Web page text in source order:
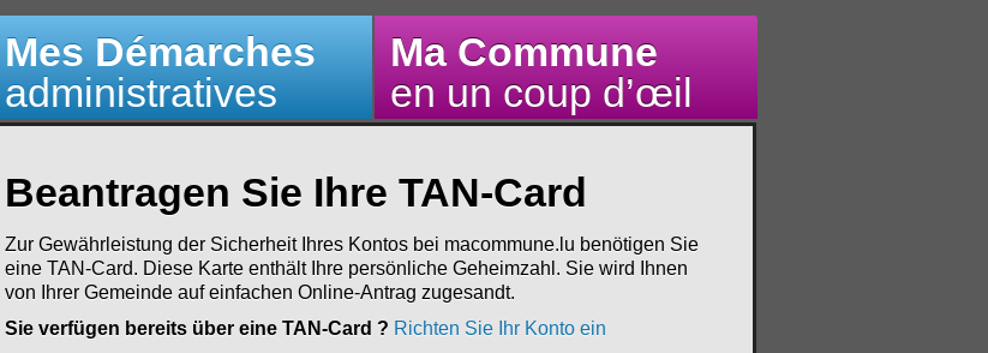
Mes Démarches
administratives
Ma Commune
en un coup d’œil
Beantragen Sie Ihre TAN-Card
Zur Gewährleistung der Sicherheit Ihres Kontos bei macommune.lu benötigen Sie
eine TAN-Card. Diese Karte enthält Ihre persönliche Geheimzahl. Sie wird Ihnen
von Ihrer Gemeinde auf einfachen Online-Antrag zugesandt.
Sie verfügen bereits über eine TAN-Card ? Richten Sie Ihr Konto ein